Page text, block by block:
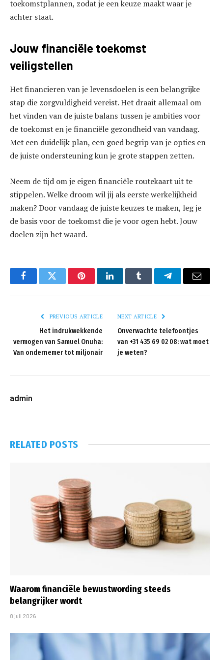
toekomstplannen, zodat je een keuze maakt waar je
achter staat.
Jouw financiële toekomst
veiligstellen
Het financieren van je levensdoelen is een belangrijke
stap die zorgvuldigheid vereist. Het draait allemaal om
het vinden van de juiste balans tussen je ambities voor
de toekomst en je financiële gezondheid van vandaag.
Met een duidelijk plan, een goed begrip van je opties en
de juiste ondersteuning kun je grote stappen zetten.
Neem de tijd om je eigen financiële routekaart uit te
stippelen. Welke droom wil jij als eerste werkelijkheid
maken? Door vandaag de juiste keuzes te maken, leg je
de basis voor de toekomst die je voor ogen hebt. Jouw
doelen zijn het waard.
FacebookTwitter PinterestLinkedInTumblr TelegramEmail
PREVIOUS ARTICLE
Het indrukwekkende
vermogen van Samuel Onuha:
Van ondernemer tot miljonair
NEXT ARTICLE
Onverwachte telefoontjes
van +31 435 69 02 08: wat moet
je weten?
admin
RELATED POSTS
Waarom financiële bewustwording steeds
belangrijker wordt
8 juli 2026